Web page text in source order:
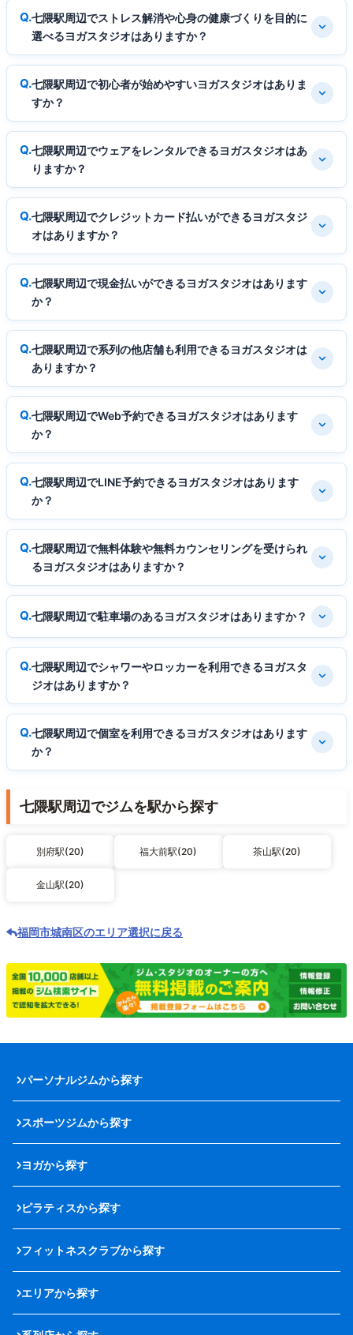
七隈駅周辺でストレス解消や心身の健康づくりを目的に
選べるヨガスタジオはありますか？
七隈駅周辺で初心者が始めやすいヨガスタジオはありま
すか？
七隈駅周辺でウェアをレンタルできるヨガスタジオはあ
りますか？
七隈駅周辺でクレジットカード払いができるヨガスタジ
オはありますか？
七隈駅周辺で現金払いができるヨガスタジオはあります
か？
七隈駅周辺で系列の他店舗も利用できるヨガスタジオは
ありますか？
七隈駅周辺でWeb予約できるヨガスタジオはあります
か？
七隈駅周辺でLINE予約できるヨガスタジオはあります
か？
七隈駅周辺で無料体験や無料カウンセリングを受けられ
るヨガスタジオはありますか？
七隈駅周辺で駐車場のあるヨガスタジオはありますか？
七隈駅周辺でシャワーやロッカーを利用できるヨガスタ
ジオはありますか？
七隈駅周辺で個室を利用できるヨガスタジオはあります
か？
七隈駅周辺でジムを駅から探す
別府駅(20) 福大前駅(20) 茶山駅(20)
金山駅(20)
福岡市城南区のエリア選択に戻る
パーソナルジムから探す
スポーツジムから探す
ヨガから探す
ピラティスから探す
フィットネスクラブから探す
エリアから探す